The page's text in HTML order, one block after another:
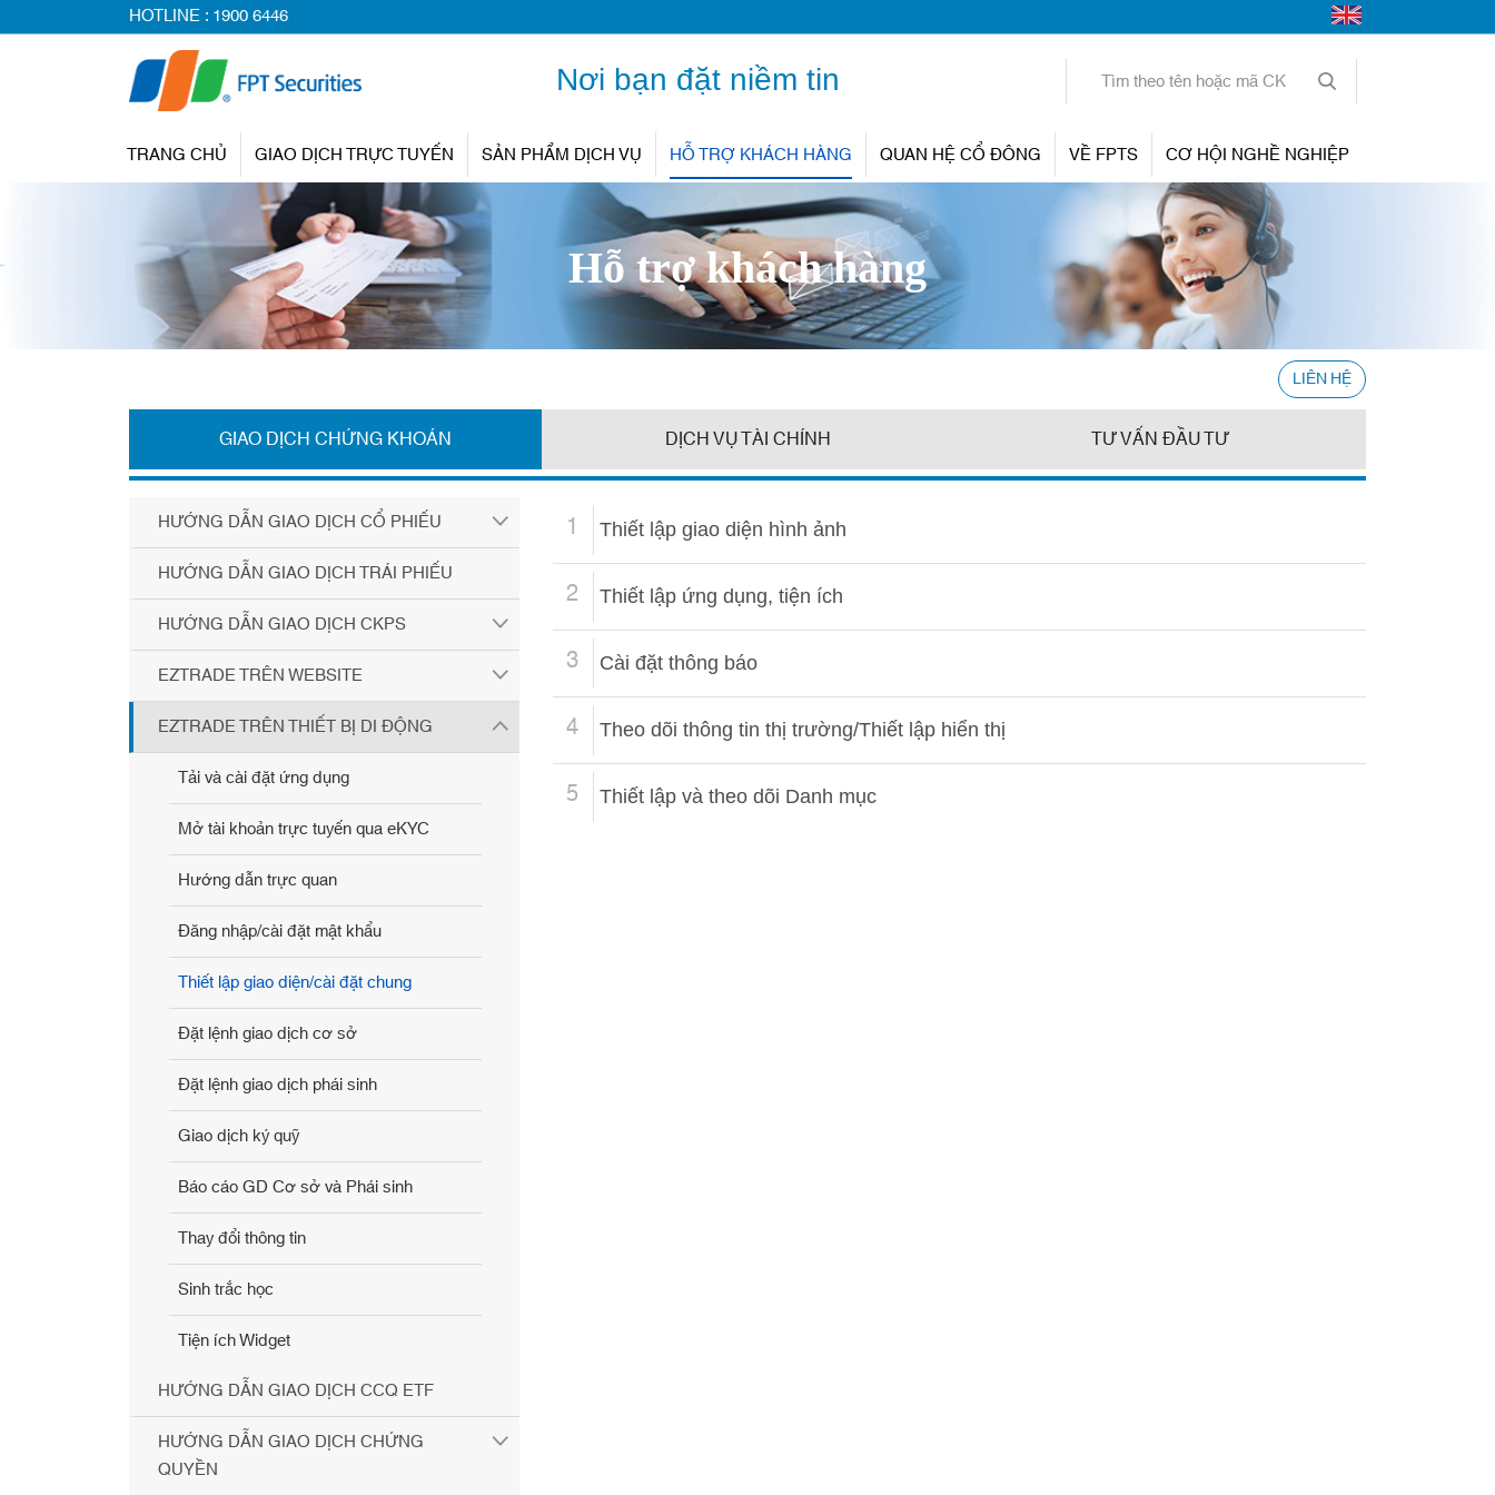
HOTLINE :1900 6446
Nơi bạn đặt niềm tin
TRANG CHỦ GIAO DỊCH TRỰC TUYẾN SẢN PHẨM DỊCH VỤ HỖ TRỢ KHÁCH HÀNG QUAN HỆ CỔ ĐÔNG VỀ FPTS CƠ HỘI NGHỀ NGHIỆP
Hỗ trợ khách hàng
LIÊN HỆ
GIAO DỊCH CHỨNG KHOÁN DỊCH VỤ TÀI CHÍNH TƯ VẤN ĐẦU TƯ
HƯỚNG DẪN GIAO DỊCH CỔ PHIẾU
HƯỚNG DẪN GIAO DỊCH TRÁI PHIẾU
HƯỚNG DẪN GIAO DỊCH CKPS
EZTRADE TRÊN WEBSITE
EZTRADE TRÊN THIẾT BỊ DI ĐỘNG
Tải và cài đặt ứng dụng
Mở tài khoản trực tuyến qua eKYC
Hướng dẫn trực quan
Đăng nhập/cài đặt mật khẩu
Thiết lập giao diện/cài đặt chung
Đặt lệnh giao dịch cơ sở
Đặt lệnh giao dịch phái sinh
Giao dịch ký quỹ
Báo cáo GD Cơ sở và Phái sinh
Thay đổi thông tin
Sinh trắc học
Tiện ích Widget
HƯỚNG DẪN GIAO DỊCH CCQ ETF
HƯỚNG DẪN GIAO DỊCH CHỨNG
QUYỀN
1 Thiết lập giao diện hình ảnh
2 Thiết lập ứng dụng, tiện ích
3 Cài đặt thông báo
4 Theo dõi thông tin thị trường/Thiết lập hiển thị
5 Thiết lập và theo dõi Danh mục